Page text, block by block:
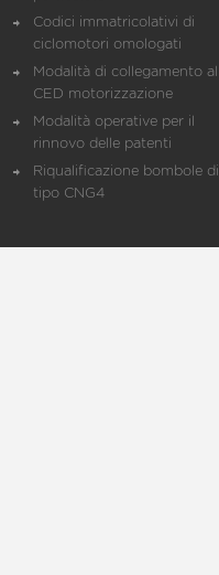
Codici immatricolativi di
ciclomotori omologati
Modalità di collegamento al
CED motorizzazione
Modalità operative per il
rinnovo delle patenti
Riqualificazione bombole di
tipo CNG4